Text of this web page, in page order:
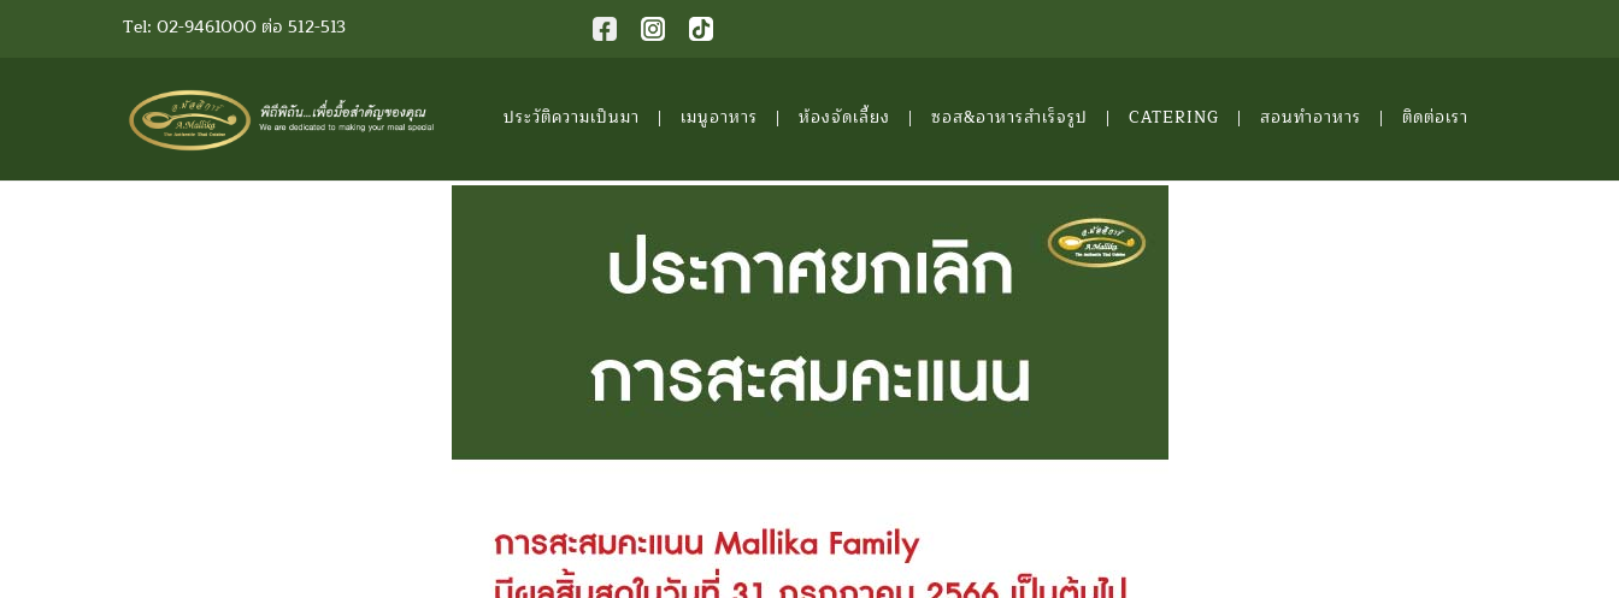
Tel: 02-9461000 ต่อ 512-513
ประวัติความเป็นมา เมนูอาหาร ห้องจัดเลี้ยง ซอส&อาหารสำเร็จรูป CATERING สอนทำอาหาร ติดต่อเรา